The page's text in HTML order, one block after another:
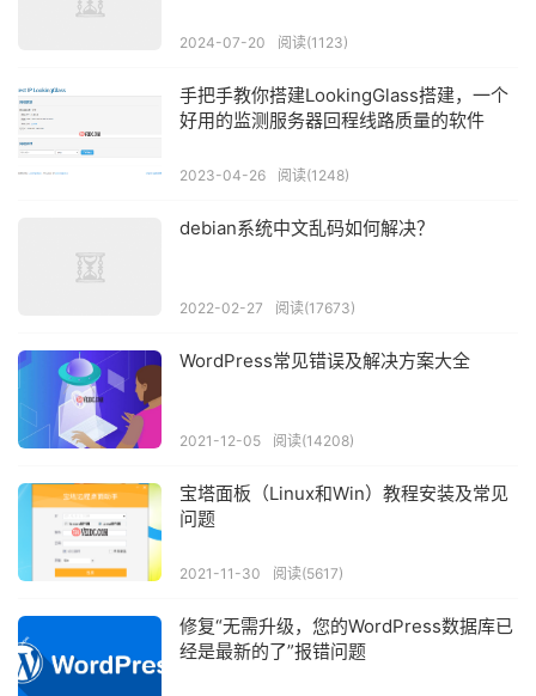
2024-07-20 阅读(1123)
手把手教你搭建LookingGlass搭建，一个
好用的监测服务器回程线路质量的软件
2023-04-26 阅读(1248)
debian系统中文乱码如何解决？
2022-02-27 阅读(17673)
WordPress常见错误及解决方案大全
2021-12-05 阅读(14208)
宝塔面板（Linux和Win）教程安装及常见
问题
2021-11-30 阅读(5617)
修复“无需升级，您的WordPress数据库已
经是最新的了”报错问题